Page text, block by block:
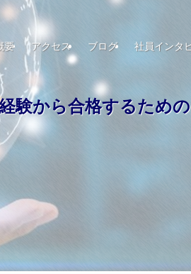
要 アクセス ブログ 社員インタ
経験から合格するため